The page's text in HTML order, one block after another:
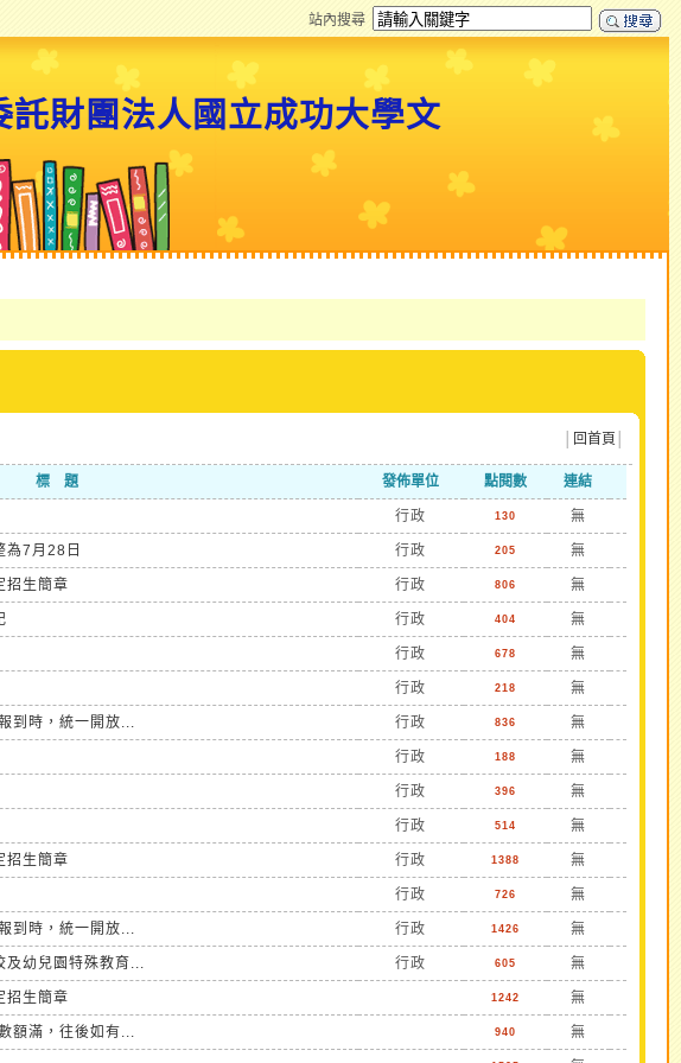
站內搜尋
財團法人國立成功大學文
回首頁
標 題 發佈單位 點閱數 連結
行政 130 無
為7月28日 行政 205 無
招生簡章 行政 806 無
行政 404 無
行政 678 無
行政 218 無
到時，統一開放... 行政 836 無
行政 188 無
行政 396 無
行政 514 無
招生簡章 行政 1388 無
行政 726 無
到時，統一開放... 行政 1426 無
及幼兒園特殊教育... 行政 605 無
招生簡章 1242 無
額滿，往後如有... 940 無